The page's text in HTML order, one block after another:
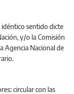
sentido dicte
y/o la Comisión
Agencia Nacional de
circular con las